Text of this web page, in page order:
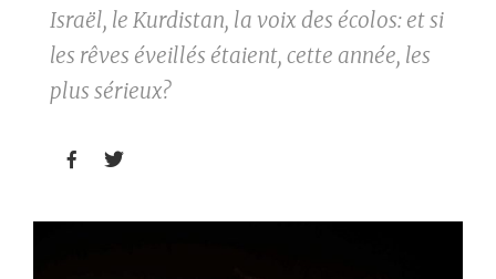
Israël, le Kurdistan, la voix des écolos: et si
les rêves éveillés étaient, cette année, les
plus sérieux?
 